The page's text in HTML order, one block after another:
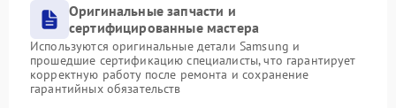
Оригинальные запчасти и
сертифицированные мастера
Используются оригинальные детали Samsung и
прошедшие сертификацию специалисты, что гарантирует
корректную работу после ремонта и сохранение
гарантийных обязательств